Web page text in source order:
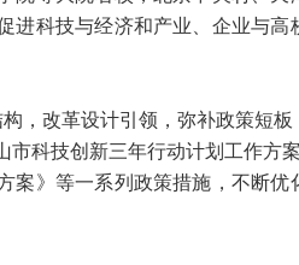
进科技与经济和产业、企业与高
改革设计引领，弥补政策短板
市科技创新三年行动计划工作方
案》等一系列政策措施，不断